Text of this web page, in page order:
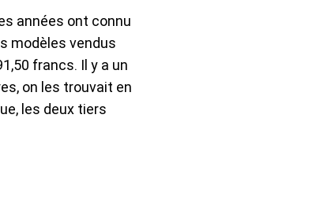
années ont connu
modèles vendus
francs. Il y a un
on les trouvait en
les deux tiers